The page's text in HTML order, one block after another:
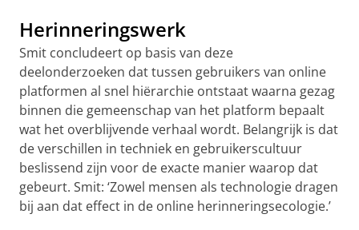
Herinneringswerk
Smit concludeert op basis van deze
deelonderzoeken dat tussen gebruikers van online
platformen al snel hiërarchie ontstaat waarna gezag
binnen die gemeenschap van het platform bepaalt
wat het overblijvende verhaal wordt. Belangrijk is dat
de verschillen in techniek en gebruikerscultuur
beslissend zijn voor de exacte manier waarop dat
gebeurt. Smit: ‘Zowel mensen als technologie dragen
bij aan dat effect in de online herinneringsecologie.’